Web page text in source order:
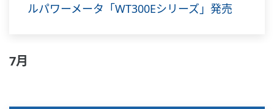
ルパワーメータ「WT300Eシリーズ」発売
7月